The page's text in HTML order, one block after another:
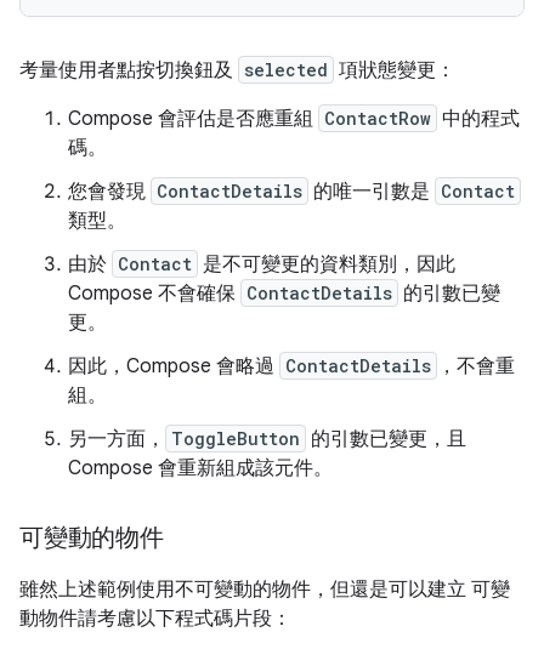
考量使用者點按切換鈕及 selected 項狀態變更：
Compose 會評估是否應重組 ContactRow 中的程式
碼。
您會發現 ContactDetails 的唯一引數是 Contact
類型。
由於 Contact 是不可變更的資料類別，因此
Compose 不會確保 ContactDetails 的引數已變
更。
因此，Compose 會略過 ContactDetails
，不會重
組。
另一方面，
ToggleButton 的引數已變更，且
Compose 會重新組成該元件。
可變動的物件
雖然上述範例使用不可變動的物件，但還是可以建立 可變
動物件請考慮以下程式碼片段：